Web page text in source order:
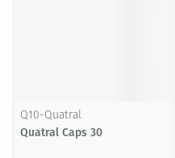
Q10-Quatral
Quatral Caps 30